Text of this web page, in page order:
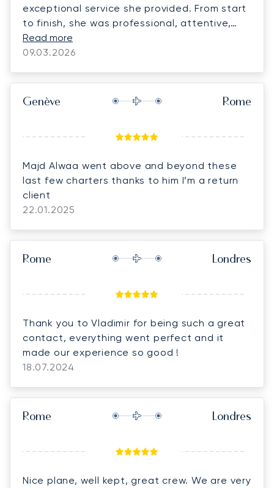
exceptional service she provided. From start
to finish, she was professional, attentive,
and incredibly responsive, ensuring every
detail was handled seamlessly. The entire
recommend Yolanda and LunaJets to anyone
seeking a first-class private aviation
Read more
09.03.2026
Genève Rome
Majd Alwaa went above and beyond these
last few charters thanks to him I’m a return
client
22.01.2025
Rome Londres
Thank you to Vladimir for being such a great
contact, everything went perfect and it
made our experience so good !
18.07.2024
Rome Londres
Nice plane, well kept, great crew. We are very